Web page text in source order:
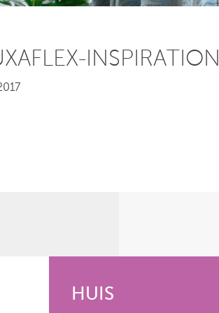
INSPIRATION
HUIS